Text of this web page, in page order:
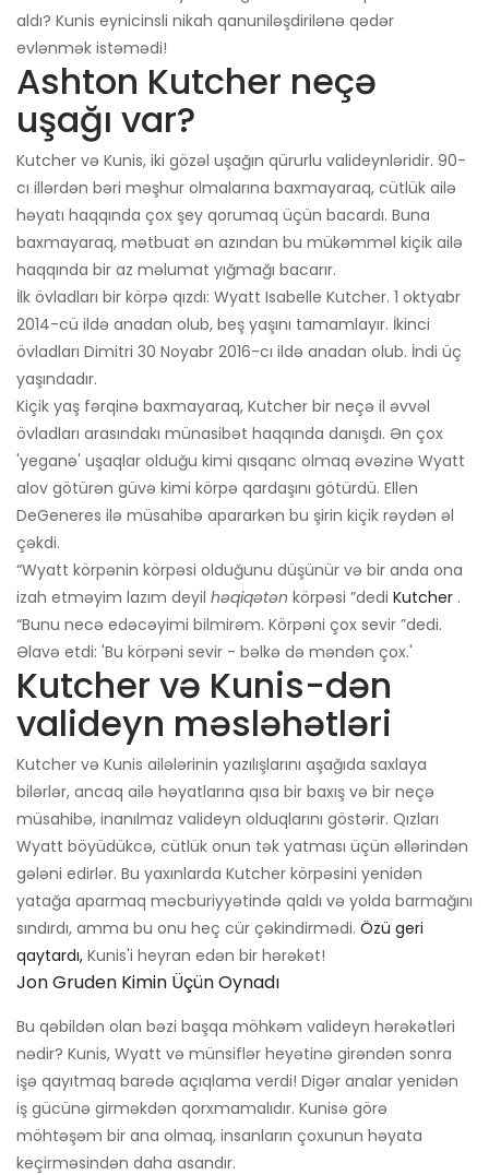
aldı? Kunis eynicinsli nikah qanuniləşdirilənə qədər
evlənmək istəmədi!
Ashton Kutcher neçə
uşağı var?
Kutcher və Kunis, iki gözəl uşağın qürurlu valideynləridir. 90-
cı illərdən bəri məşhur olmalarına baxmayaraq, cütlük ailə
həyatı haqqında çox şey qorumaq üçün bacardı. Buna
baxmayaraq, mətbuat ən azından bu mükəmməl kiçik ailə
haqqında bir az məlumat yığmağı bacarır.
İlk övladları bir körpə qızdı: Wyatt Isabelle Kutcher. 1 oktyabr
2014-cü ildə anadan olub, beş yaşını tamamlayır. İkinci
övladları Dimitri 30 Noyabr 2016-cı ildə anadan olub. İndi üç
yaşındadır.
Kiçik yaş fərqinə baxmayaraq, Kutcher bir neçə il əvvəl
övladları arasındakı münasibət haqqında danışdı. Ən çox
'yeganə' uşaqlar olduğu kimi qısqanc olmaq əvəzinə Wyatt
alov götürən güvə kimi körpə qardaşını götürdü. Ellen
DeGeneres ilə müsahibə apararkən bu şirin kiçik rəydən əl
çəkdi.
“Wyatt körpənin körpəsi olduğunu düşünür və bir anda ona
izah etməyim lazım deyil həqiqətən körpəsi ”dedi Kutcher .
“Bunu necə edəcəyimi bilmirəm. Körpəni çox sevir ”dedi.
Əlavə etdi: 'Bu körpəni sevir - bəlkə də məndən çox.'
Kutcher və Kunis-dən
valideyn məsləhətləri
Kutcher və Kunis ailələrinin yazılışlarını aşağıda saxlaya
bilərlər, ancaq ailə həyatlarına qısa bir baxış və bir neçə
müsahibə, inanılmaz valideyn olduqlarını göstərir. Qızları
Wyatt böyüdükcə, cütlük onun tək yatması üçün əllərindən
gələni edirlər. Bu yaxınlarda Kutcher körpəsini yenidən
yatağa aparmaq məcburiyyətində qaldı və yolda barmağını
sındırdı, amma bu onu heç cür çəkindirmədi. Özü geri
qaytardı, Kunis'i heyran edən bir hərəkət!
Jon Gruden Kimin Üçün Oynadı
Bu qəbildən olan bəzi başqa möhkəm valideyn hərəkətləri
nədir? Kunis, Wyatt və münsiflər heyətinə girəndən sonra
işə qayıtmaq barədə açıqlama verdi! Digər analar yenidən
iş gücünə girməkdən qorxmamalıdır. Kunisə görə
möhtəşəm bir ana olmaq, insanların çoxunun həyata
keçirməsindən daha asandır.